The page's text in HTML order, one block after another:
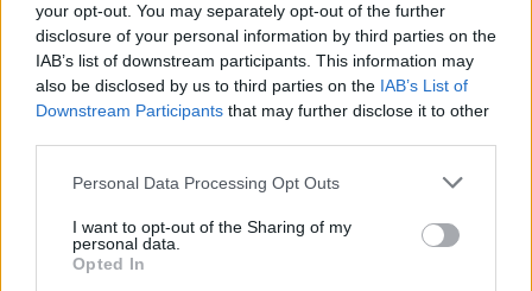
your opt-out. You may separately opt-out of the further
disclosure of your personal information by third parties on the
IAB’s list of downstream participants. This information may
also be disclosed by us to third parties on the IAB’s List of
Downstream Participants that may further disclose it to other
Please note that this website/app uses one or more Google
not limited to your visit or usage behaviour. You may click to
grant or deny consent to Google and its third-party tags to
use your data for below specified purposes in below Google
Personal Data Processing Opt Outs
I want to opt-out of the Sharing of my
personal data.
Opted In